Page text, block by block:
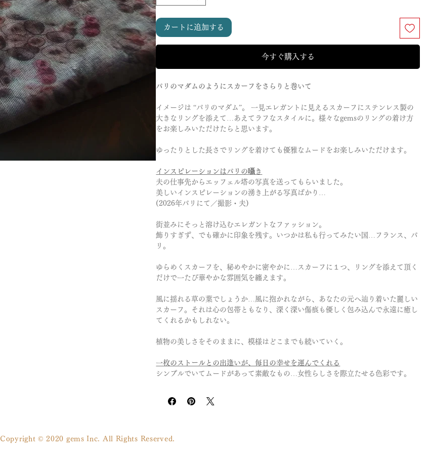
カートに追加する
今すぐ購入する
パリのマダムのようにスカーフをさらりと巻いて
イメージは “パリのマダム”。 一見エレガントに見えるスカーフにステンレス製の
大きなリングを添えて…あえてラフなスタイルに。様々なgemsのリングの着け方
をお楽しみいただけたらと思います。
ゆったりとした長さでリングを着けても優雅なムードをお楽しみいただけます。
インスピレーションはパリの囁き
夫の仕事先からエッフェル塔の写真を送ってもらいました。
美しいインスピレーションの湧き上がる写真ばかり…
(2026年パリにて／撮影・夫)
街並みにそっと溶け込むエレガントなファッション。
飾りすぎず、でも確かに印象を残す。いつかは私も行ってみたい国…フランス、パ
リ。
ゆらめくスカーフを、秘めやかに密やかに…スカーフに１つ、リングを添えて頂く
だけで一たび華やかな雰囲気を纏えます。
風に揺れる草の葉でしょうか…風に抱かれながら、あなたの元へ辿り着いた麗しい
スカーフ。それは心の包帯ともなり、深く深い傷痕も優しく包み込んで永遠に癒し
てくれるかもしれない。
植物の美しさをそのままに、模様はどこまでも続いていく。
一枚のストールとの出逢いが、毎日の幸せを運んでくれる
シンプルでいてムードがあって素敵なもの…女性らしさを際立たせる色彩です。
Copyright © 2020 gems Inc. All Rights Reserved.